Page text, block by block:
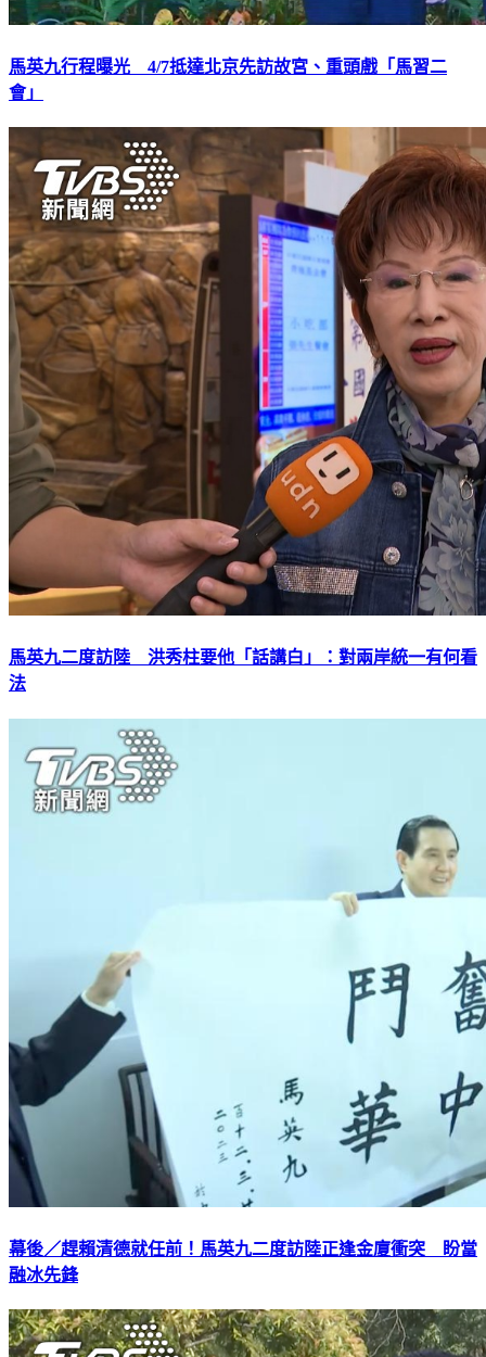
馬英九行程曝光 4/7抵達北京先訪故宮、重頭戲「馬習二
會」
馬英九二度訪陸 洪秀柱要他「話講白」：對兩岸統一有何看
法
幕後／趕賴清德就任前！馬英九二度訪陸正逢金廈衝突 盼當
融冰先鋒